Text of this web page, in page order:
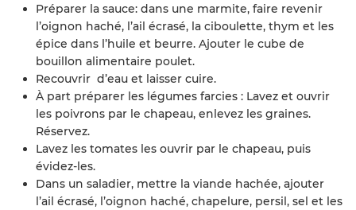
Préparer la sauce: dans une marmite, faire revenir
l’oignon haché, l’ail écrasé, la ciboulette, thym et les
épice dans l’huile et beurre. Ajouter le cube de
bouillon alimentaire poulet.
Recouvrir d’eau et laisser cuire.
À part préparer les légumes farcies : Lavez et ouvrir
les poivrons par le chapeau, enlevez les graines.
Réservez.
Lavez les tomates les ouvrir par le chapeau, puis
évidez-les.
Dans un saladier, mettre la viande hachée, ajouter
l’ail écrasé, l’oignon haché, chapelure, persil, sel et les